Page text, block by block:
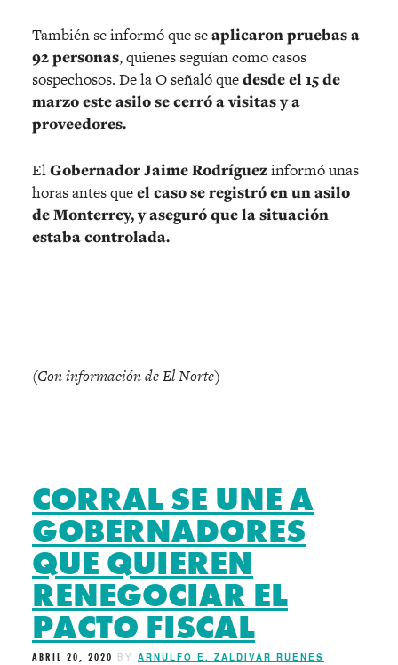
También se informó que seaplicaron pruebas a
92 personas, quienes seguían como casos
sospechosos. De la O señaló quedesde el 15 de
marzo este asilo se cerró a visitas y a
proveedores.
ElGobernador Jaime Rodríguezinformó unas
horas antes queel caso se registró en un asilo
de Monterrey, y aseguró que la situación
estaba controlada.
(Con información de El Norte)
CORRAL SE UNE A
GOBERNADORES
QUE QUIEREN
RENEGOCIAR EL
PACTO FISCAL
ABRIL 20, 2020 BY ARNULFO E. ZALDIVAR RUENES